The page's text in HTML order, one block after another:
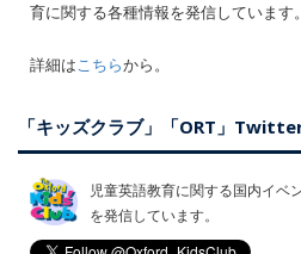
育に関する各種情報を発信しています。
詳細はこちらから。
「キッズクラブ」「ORT」
児童英語教育に関する国内イベ
を発信しています。